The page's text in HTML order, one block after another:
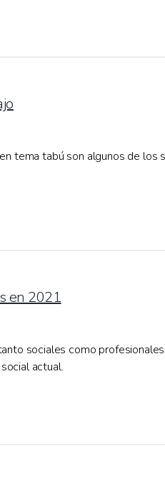
tema tabú son algunos de los
en 2021
sociales como
actual.